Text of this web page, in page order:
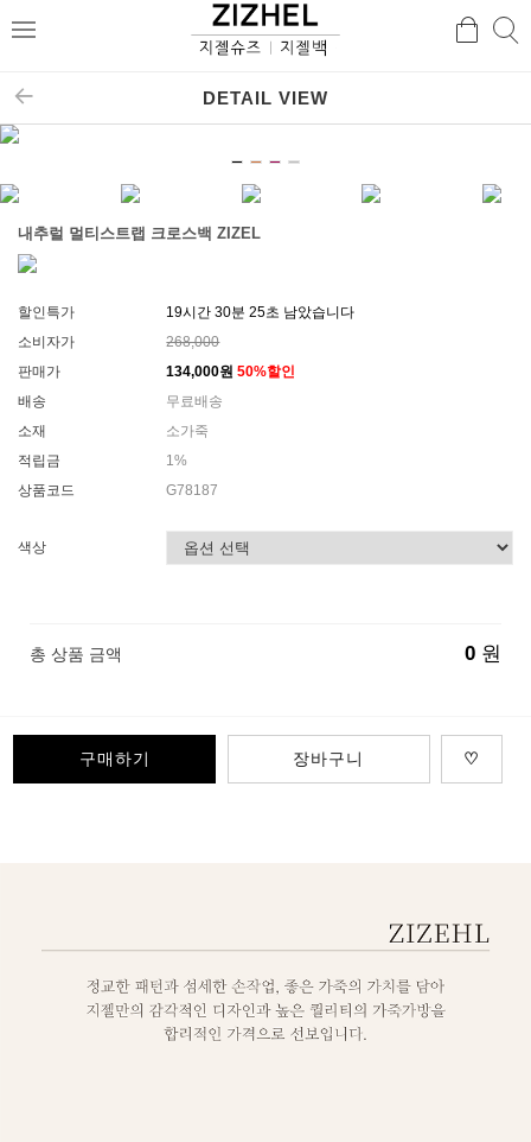
메
검
DETAIL VIEW
내추럴 멀티스트랩 크로스백 ZIZEL
할인특가
19시간 30분 25초 남았습니다
소비자가
268,000
판매가
134,000원50%할인
배송
무료배송
소재
소가죽
적립금
1%
상품코드
G78187
색상
총 상품 금액 0 원
구매하기 장바구니 ♡